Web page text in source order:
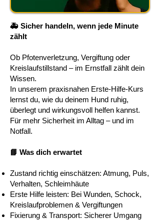
🚑 Sicher handeln, wenn jede Minute
zählt
Ob Pfotenverletzung, Vergiftung oder
Kreislaufstillstand – im Ernstfall zählt dein
Wissen.
In unserem praxisnahen Erste-Hilfe-Kurs
lernst du, wie du deinem Hund ruhig,
überlegt und wirkungsvoll helfen kannst.
Für mehr Sicherheit im Alltag – und im
Notfall.
📘 Was dich erwartet
Zustand richtig einschätzen: Atmung, Puls,
Verhalten, Schleimhäute
Erste Hilfe leisten: Bei Wunden, Schock,
Kreislaufproblemen & Vergiftungen
Fixierung & Transport: Sicherer Umgang